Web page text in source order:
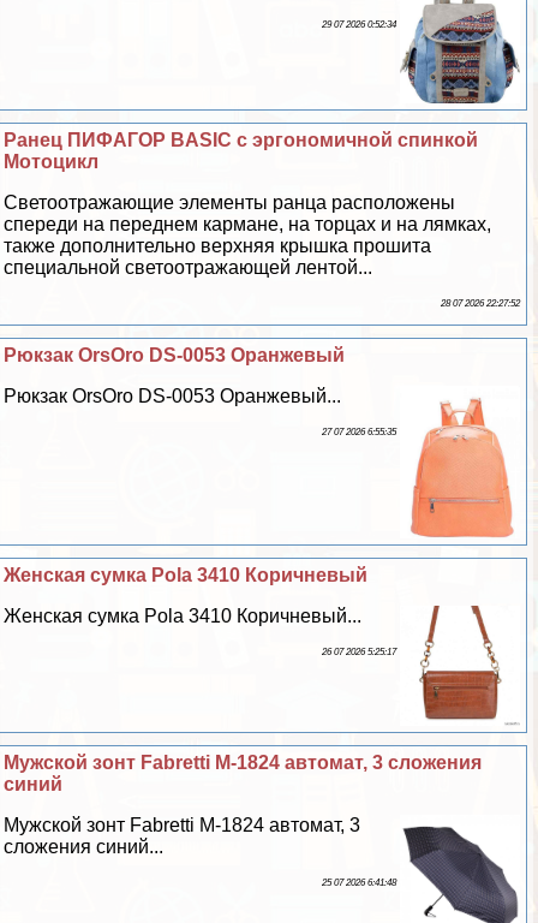
29 07 2026 0:52:34
Ранец ПИФАГОР BASIC с эргономичной спинкой
Мотоцикл
Светоотражающие элементы ранца расположены
спереди на переднем кармане, на торцах и на лямках,
также дополнительно верхняя крышка прошита
специальной светоотражающей лентой...
28 07 2026 22:27:52
Рюкзак OrsOro DS-0053 Оранжевый
Рюкзак OrsOro DS-0053 Оранжевый...
27 07 2026 6:55:35
Женская сумка Pola 3410 Коричневый
Женская сумка Pola 3410 Коричневый...
26 07 2026 5:25:17
Мужской зонт Fabretti M-1824 автомат, 3 сложения
синий
Мужской зонт Fabretti M-1824 автомат, 3
сложения синий...
25 07 2026 6:41:48